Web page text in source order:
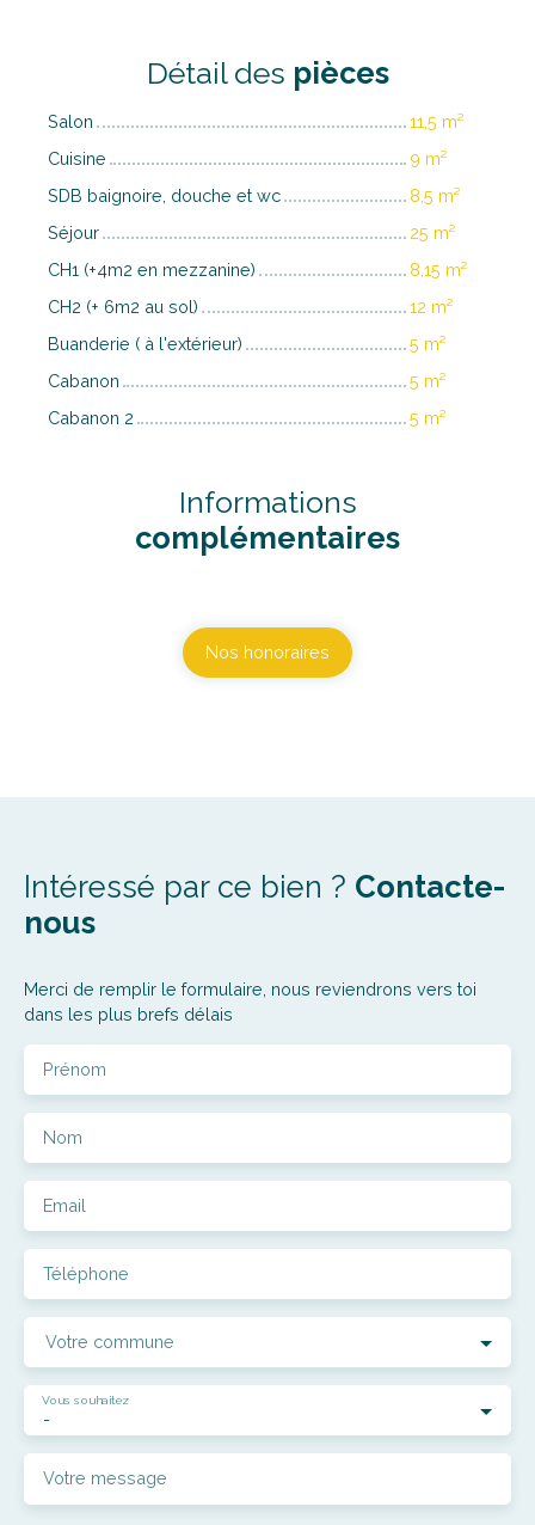
Détail des pièces
Salon
11,5 m²
Cuisine
9 m²
SDB baignoire, douche et wc
8,5 m²
Séjour
25 m²
CH1 (+4m2 en mezzanine)
8,15 m²
CH2 (+ 6m2 au sol)
12 m²
Buanderie ( à l'extérieur)
5 m²
Cabanon
5 m²
Cabanon 2
5 m²
Informations
complémentaires
Nos honoraires
Intéressé par ce bien ? Contacte-
nous
Merci de remplir le formulaire, nous reviendrons vers toi
dans les plus brefs délais
Prénom
Nom
Email
Téléphone
Votre commune
-
Vous souhaitez
Votre message